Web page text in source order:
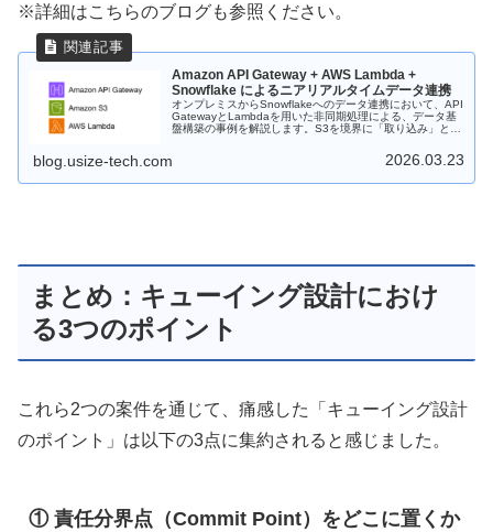
※詳細はこちらのブログも参照ください。
Amazon API Gateway + AWS Lambda +
Snowflake によるニアリアルタイムデータ連携
オンプレミスからSnowflakeへのデータ連携において、API
GatewayとLambdaを用いた非同期処理による、データ基
盤構築の事例を解説します。S3を境界に「取り込み」と
リティと耐障害性を両立させた設計をご紹介します。
blog.usize-tech.com 2026.03.23
まとめ：キューイング設計におけ
る3つのポイント
これら2つの案件を通じて、痛感した「キューイング設計
のポイント」は以下の3点に集約されると感じました。
① 責任分界点（Commit Point）をどこに置くか